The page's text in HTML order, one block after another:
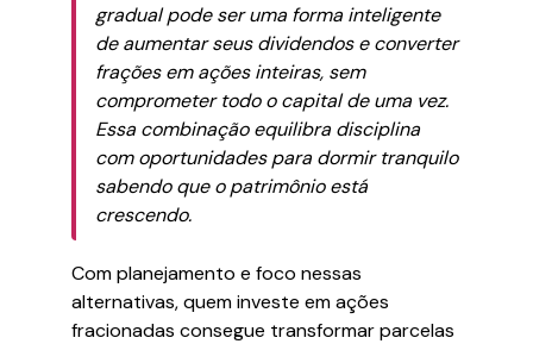
gradual pode ser uma forma inteligente
de aumentar seus dividendos e converter
frações em ações inteiras, sem
comprometer todo o capital de uma vez.
Essa combinação equilibra disciplina
com oportunidades para dormir tranquilo
sabendo que o patrimônio está
crescendo.
Com planejamento e foco nessas
alternativas, quem investe em ações
fracionadas consegue transformar parcelas